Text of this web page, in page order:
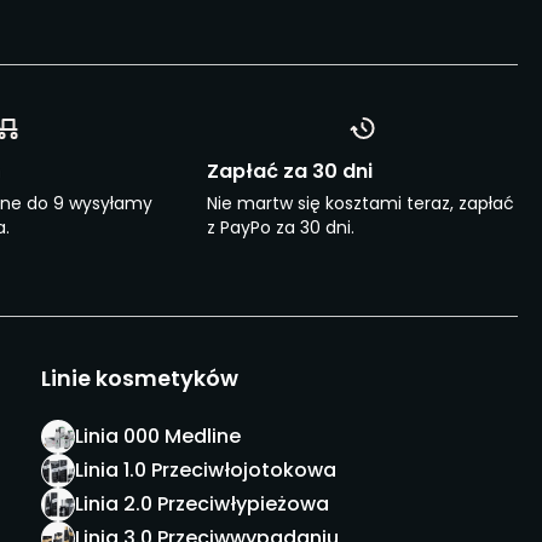
do 9 wysyłamy
Zapłać za 30 dni
Nie martw się kosztami teraz, zapłać
z PayPo za 30 dni.
Linie kosmetyków
Linia 000 Medline
Linia 1.0 Przeciwłojotokowa
Linia 2.0 Przeciwłypieżowa